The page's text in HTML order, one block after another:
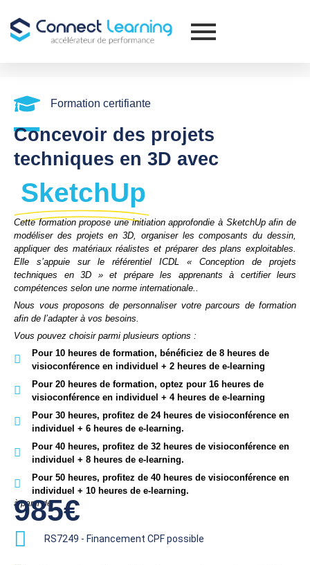
Formation certifiante
Concevoir des projets
techniques en 3D avec
SketchUp
Cette formation propose une initiation approfondie à SketchUp afin de
modéliser des projets en 3D, organiser les composants du dessin,
appliquer des matériaux réalistes et préparer des plans exploitables.
Elle s’appuie sur le référentiel ICDL « Conception de projets
techniques en 3D » et prépare les apprenants à certifier leurs
compétences selon une norme internationale..
Nous vous proposons de personnaliser votre parcours de formation
afin de l’adapter à vos besoins.
Vous pouvez choisir parmi plusieurs options :
Pour 10 heures de formation, bénéficiez de 8 heures de
visioconférence en individuel + 2 heures de e-learning
Pour 20 heures de formation, optez pour 16 heures de
visioconférence en individuel + 4 heures de e-learning
Pour 30 heures, profitez de 24 heures de visioconférence en
individuel + 6 heures de e-learning.
Pour 40 heures, profitez de 32 heures de visioconférence en
individuel + 8 heures de e-learning.
Pour 50 heures, profitez de 40 heures de visioconférence en
individuel + 10 heures de e-learning.
à partir de
985€
RS7249 - Financement CPF possible